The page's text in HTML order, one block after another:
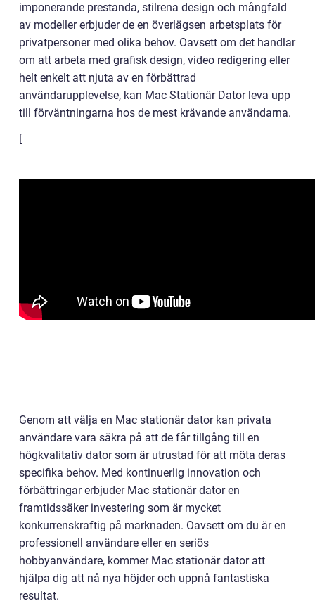
imponerande prestanda, stilrena design och mångfald
av modeller erbjuder de en överlägsen arbetsplats för
privatpersoner med olika behov. Oavsett om det handlar
om att arbeta med grafisk design, video redigering eller
helt enkelt att njuta av en förbättrad
användarupplevelse, kan Mac Stationär Dator leva upp
till förväntningarna hos de mest krävande användarna.
[
Genom att välja en Mac stationär dator kan privata
användare vara säkra på att de får tillgång till en
högkvalitativ dator som är utrustad för att möta deras
specifika behov. Med kontinuerlig innovation och
förbättringar erbjuder Mac stationär dator en
framtidssäker investering som är mycket
konkurrenskraftig på marknaden. Oavsett om du är en
professionell användare eller en seriös
hobbyanvändare, kommer Mac stationär dator att
hjälpa dig att nå nya höjder och uppnå fantastiska
resultat.